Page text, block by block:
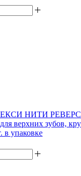
НИТИ
верхних зубов,
в упаковке